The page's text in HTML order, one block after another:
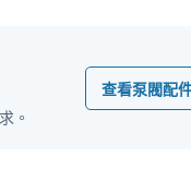
。
查看泵閥配